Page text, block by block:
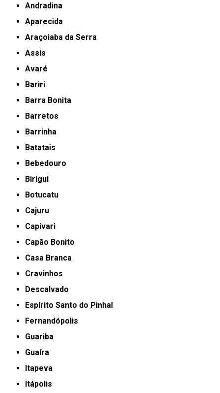
Andradina
Aparecida
Araçoiaba da Serra
Assis
Avaré
Bariri
Barra Bonita
Barretos
Barrinha
Batatais
Bebedouro
Birigui
Botucatu
Cajuru
Capivari
Capão Bonito
Casa Branca
Cravinhos
Descalvado
Espírito Santo do Pinhal
Fernandópolis
Guariba
Guaíra
Itapeva
Itápolis